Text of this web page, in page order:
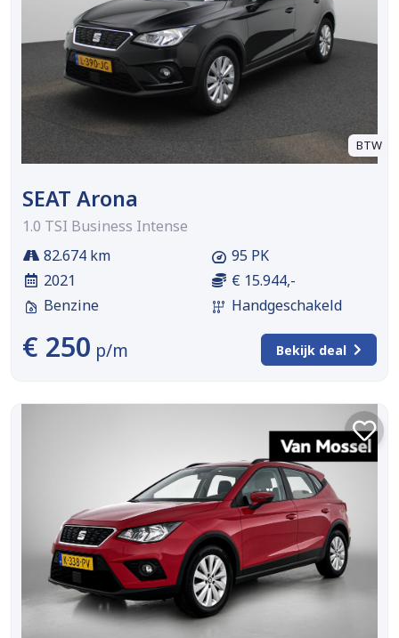
BTW
SEAT Arona
1.0 TSI Business Intense
82.674 km
2021
Benzine
95 PK
€ 15.944,-
Handgeschakeld
€ 250 p/m Bekijk deal